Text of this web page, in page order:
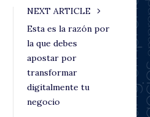
NEXT ARTICLE
Esta es la razón por
la que debes
apostar por
transformar
digitalmente tu
negocio